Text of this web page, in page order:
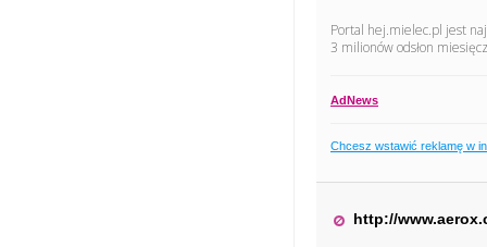
Portal hej.mielec.pl jest
3 milionów odsłon
AdNews
Chcesz wstawić reklamę w
http://